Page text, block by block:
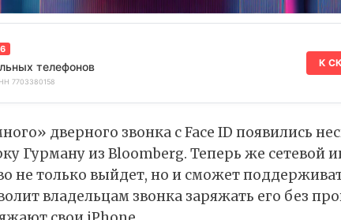
телефонов
7703380158
К
дверного звонка с Face ID появились
Гурману из Bloomberg. Теперь же сетевой
не только выйдет, но и сможет
владельцам звонка заряжать его без